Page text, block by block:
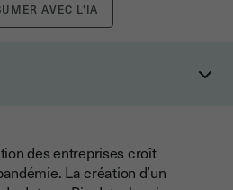
AVEC L'IA
apprentissage automatique
des entreprises croît
La création d’un